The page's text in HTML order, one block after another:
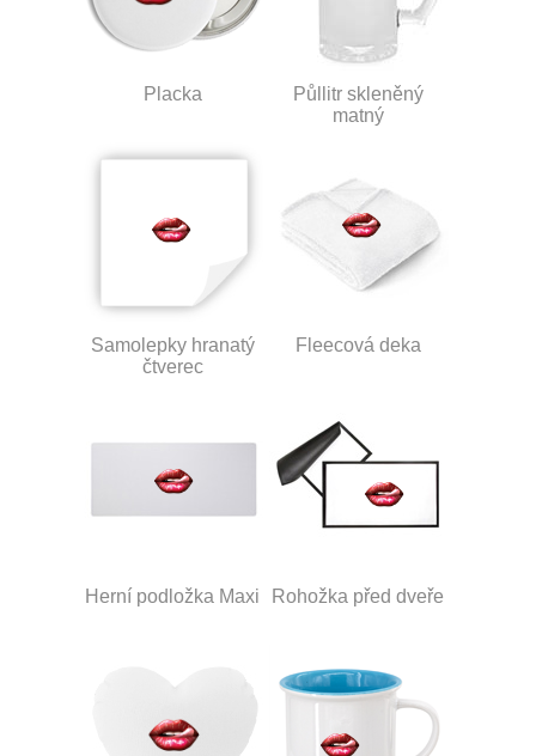
Placka
Půllitr skleněný
matný
Samolepky hranatý
čtverec
Fleecová deka
Herní podložka Maxi Rohožka před dveře